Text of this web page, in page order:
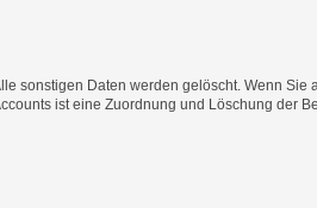
sonstigen Daten werden gelöscht. Wenn Sie
ist eine Zuordnung und Löschung der